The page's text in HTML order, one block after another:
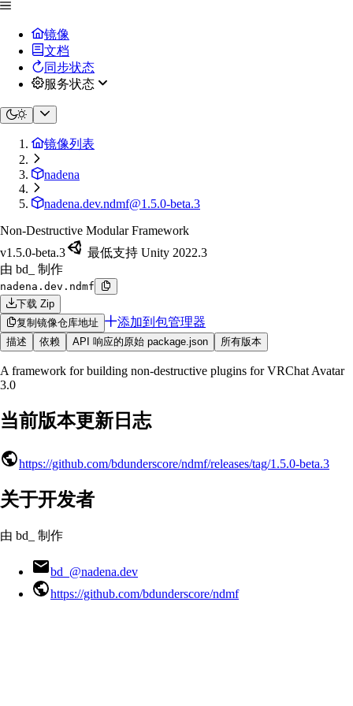
镜像
文档
同步状态
服务状态
镜像列表
nadena
nadena.dev.ndmf@1.5.0-beta.3
Non-Destructive Modular Framework
v1.5.0-beta.3
最低支持 Unity 2022.3
由 bd_ 制作
nadena.dev.ndmf
下载 Zip
复制镜像仓库地址
添加到包管理器
描述 依赖 API 响应的原始 package.json 所有版本
A framework for building non-destructive plugins for VRChat Avatar
3.0
当前版本更新日志
https://github.com/bdunderscore/ndmf/releases/tag/1.5.0-beta.3
关于开发者
由 bd_ 制作
bd_@nadena.dev
https://github.com/bdunderscore/ndmf